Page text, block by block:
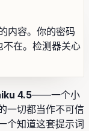
内容。你的密码
不在。检测器关心
4.5——一个小
一切都当作不可信
个知道这套提示词